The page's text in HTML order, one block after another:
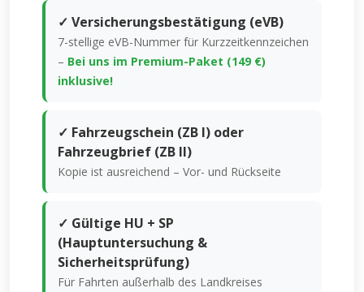
✓ Versicherungsbestätigung (eVB)
7-stellige eVB-Nummer für Kurzzeitkennzeichen
– Bei uns im Premium-Paket (149 €)
inklusive!
✓ Fahrzeugschein (ZB I) oder
Fahrzeugbrief (ZB II)
Kopie ist ausreichend – Vor- und Rückseite
✓ Gültige HU + SP
(Hauptuntersuchung &
Sicherheitsprüfung)
Für Fahrten außerhalb des Landkreises